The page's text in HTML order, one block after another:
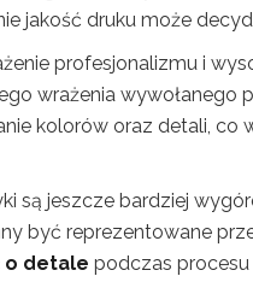
jakość druku może
profesjonalizmu i
wrażenia wywołanego
kolorów oraz detali, co
są jeszcze bardziej
być reprezentowane
o detale podczas